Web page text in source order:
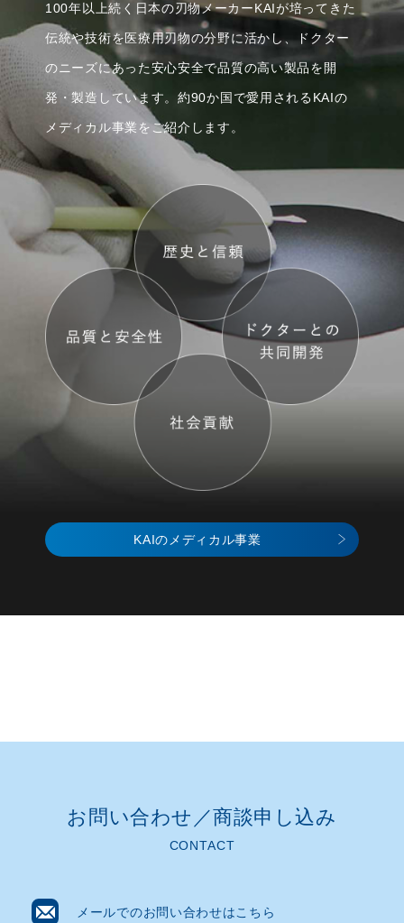
100年以上続く日本の刃物メーカーKAIが培ってきた
伝統や技術を医療用刃物の分野に活かし、ドクター
のニーズにあった安心安全で品質の高い製品を開
発・製造しています。 約90か国で愛用されるKAIの
メディカル事業をご紹介します。
KAIのメディカル事業
お問い合わせ／商談申し込み​
CONTACT
メールでのお問い合わせはこちら